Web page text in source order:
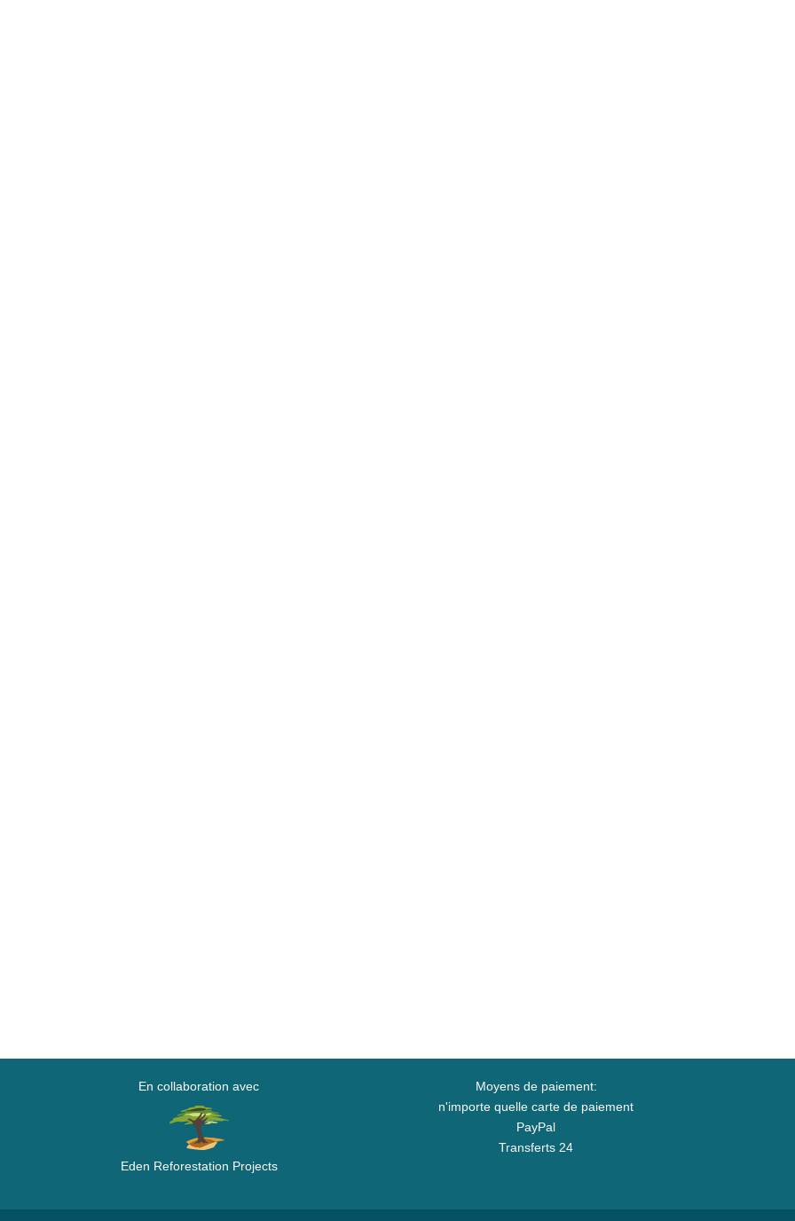
En collaboration avec
Eden Reforestation Projects
Moyens de paiement:
n'importe quelle carte de paiement
PayPal
Transferts 24